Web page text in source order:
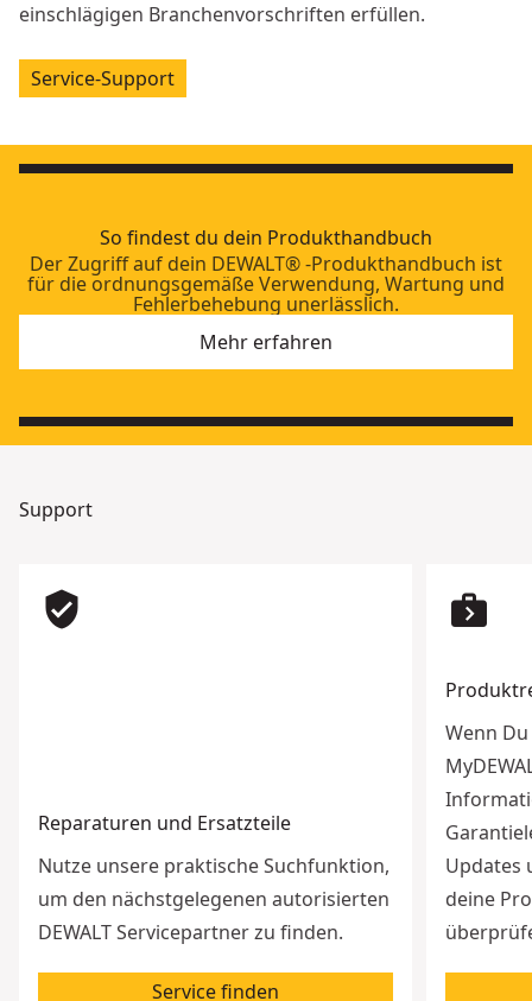
einschlägigen Branchenvorschriften erfüllen.
Service-Support
So findest du dein Produkthandbuch
Der Zugriff auf dein DEWALT® -Produkthandbuch ist
für die ordnungsgemäße Verwendung, Wartung und
Fehlerbehebung unerlässlich.
Mehr erfahren
Support
verified_user
Reparaturen und Ersatzteile
Nutze unsere praktische Suchfunktion,
um den nächstgelegenen autorisierten
DEWALT Servicepartner zu finden.
Service finden
next_week
Wenn
Updates
deine